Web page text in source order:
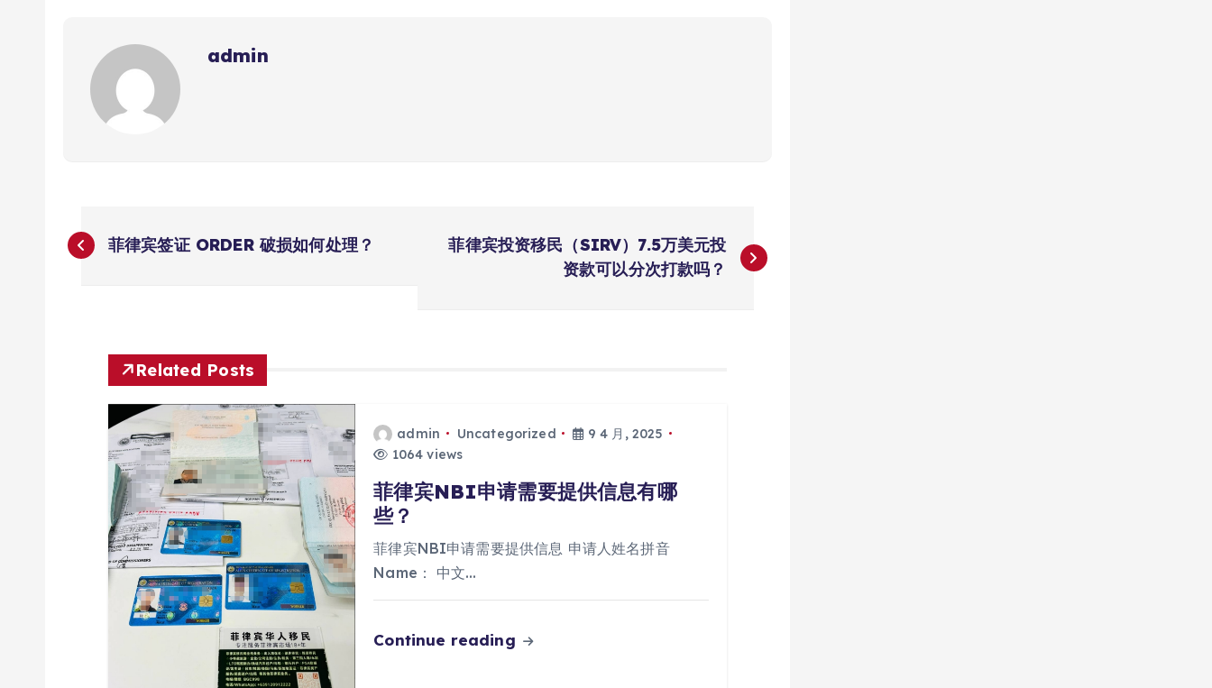
admin
文
菲律宾签证 ORDER 破损如何处理？
菲律宾投资移民（SIRV）7.5万美元投
资款可以分次打款吗？
Related Posts
admin Uncategorized
9 4 月, 2025
1064 views
菲律宾NBI申请需要提供信息有哪
些？
菲律宾NBI申请需要提供信息 申请人姓名拼音
Name： 中文…
Continue reading